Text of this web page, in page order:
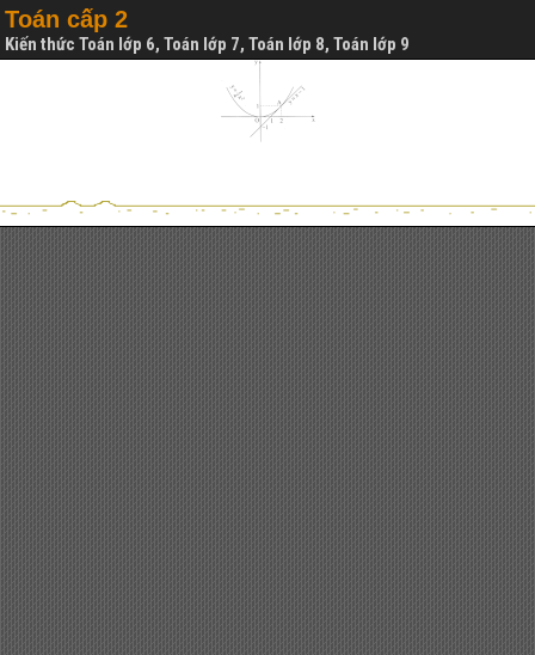
Toán cấp 2
Kiến thức Toán lớp 6, Toán lớp 7, Toán lớp 8, Toán lớp 9